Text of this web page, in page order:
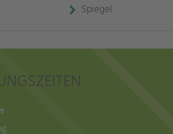
Spiegel